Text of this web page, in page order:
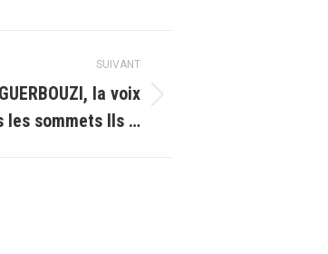
SUIVANT
la voix
les sommets Ils …